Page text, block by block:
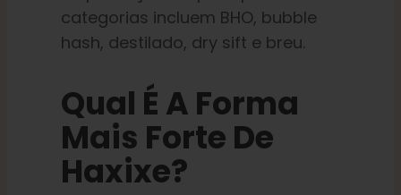
categorias incluem BHO, bubble
hash, destilado, dry sift e breu.
Qual É A Forma
Mais Forte De
Haxixe?